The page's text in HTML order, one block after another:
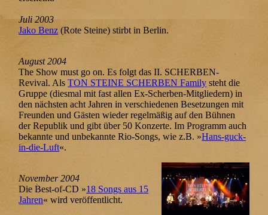
Juli 2003
Jako Benz (Rote Steine) stirbt in Berlin.
August 2004
The Show must go on. Es folgt das II. SCHERBEN-
Revival. AlsTON STEINE SCHERBEN Family steht die
Gruppe (diesmal mit fast allen Ex-Scherben-Mitgliedern) in
den nächsten acht Jahren in verschiedenen Besetzungen mit
Freunden und Gästen wieder regelmäßig auf den Bühnen
der Republik und gibt über 50 Konzerte. Im Programm auch
bekannte und unbekannte Rio-Songs, wie z.B. »Hans-guck-
in-die-Luft«.
November 2004
Die Best-of-CD »18 Songs aus 15
Jahren« wird veröffentlicht.